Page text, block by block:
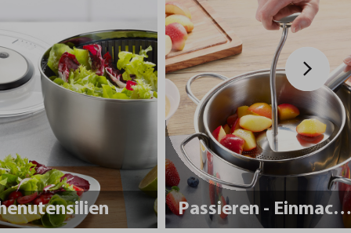
Passieren - Einmachen